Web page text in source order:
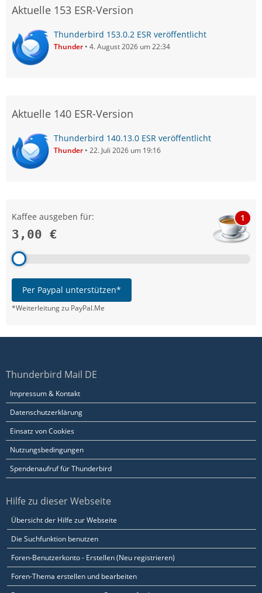
Aktuelle 153 ESR-Version
Thunderbird 153.0.2 ESR veröffentlicht
Thunder 4. August 2026 um 22:34
Aktuelle 140 ESR-Version
Thunderbird 140.13.0 ESR veröffentlicht
Thunder 22. Juli 2026 um 19:16
Kaffee ausgeben für:
3,00 €
1
Per Paypal unterstützen*
*Weiterleitung zu PayPal.Me
Thunderbird Mail DE
Impressum & Kontakt
Datenschutzerklärung
Einsatz von Cookies
Nutzungsbedingungen
Spendenaufruf für Thunderbird
Hilfe zu dieser Webseite
Übersicht der Hilfe zur Webseite
Die Suchfunktion benutzen
Foren-Benutzerkonto - Erstellen (Neu registrieren)
Foren-Thema erstellen und bearbeiten